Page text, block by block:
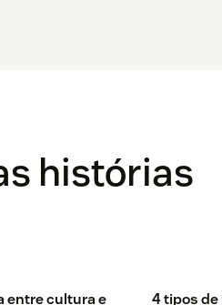
histórias
entre cultura e 4 tipos